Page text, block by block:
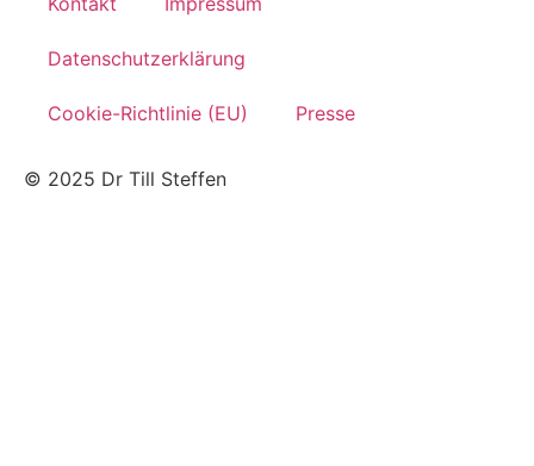
Datenschutzerklärung
Cookie-Richtlinie (EU) Presse
© 2025 Dr Till Steffen